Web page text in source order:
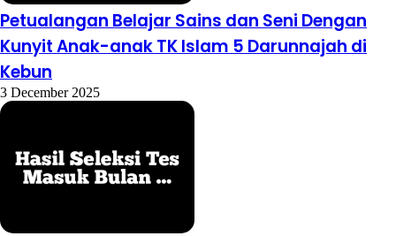
Petualangan Belajar Sains dan Seni Dengan
Kunyit Anak-anak TK Islam 5 Darunnajah di
Kebun
3 December 2025